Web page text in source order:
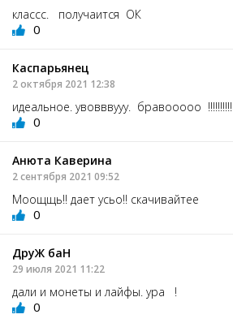
классс. получаится ОК
0
Каспарьянец
2 октября 2021 12:38
идеальное. увовввууу. бравооооо !!!!!!!!!!
0
Анюта Каверина
2 сентября 2021 09:52
Моощщь!! дает усьо!! скачивайтее
0
ДруЖ баН
29 июля 2021 11:22
дали и монеты и лайфы. ура !
0